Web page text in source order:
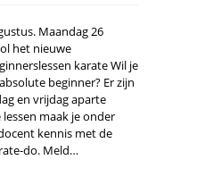
Maandag 26
het nieuwe
karate Wil je
beginner? Er zijn
en vrijdag aparte
maak je onder
kennis met de
do. Meld…